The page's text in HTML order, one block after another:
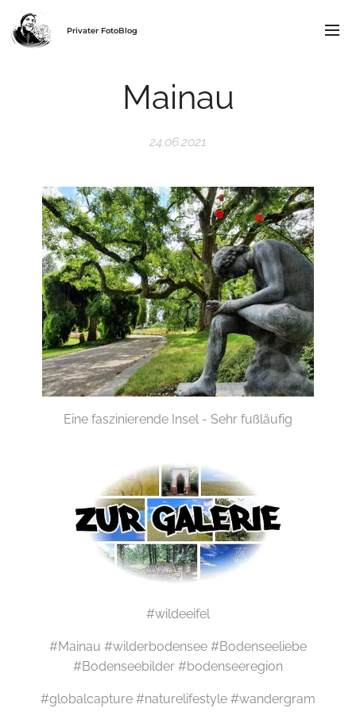
Privater FotoBlog
Mainau
24.06.2021
Eine faszinierende Insel - Sehr fußläufig
#wildeeifel
#Mainau #wilderbodensee #Bodenseeliebe
#Bodenseebilder #bodenseeregion
#globalcapture #naturelifestyle #wandergram